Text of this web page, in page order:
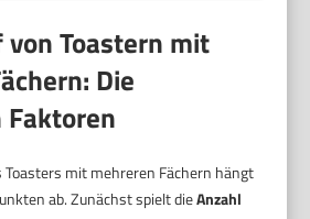
Toastern mit
Die
Toasters mit mehreren Fächern hängt
ab. Zunächst spielt dieAnzahl